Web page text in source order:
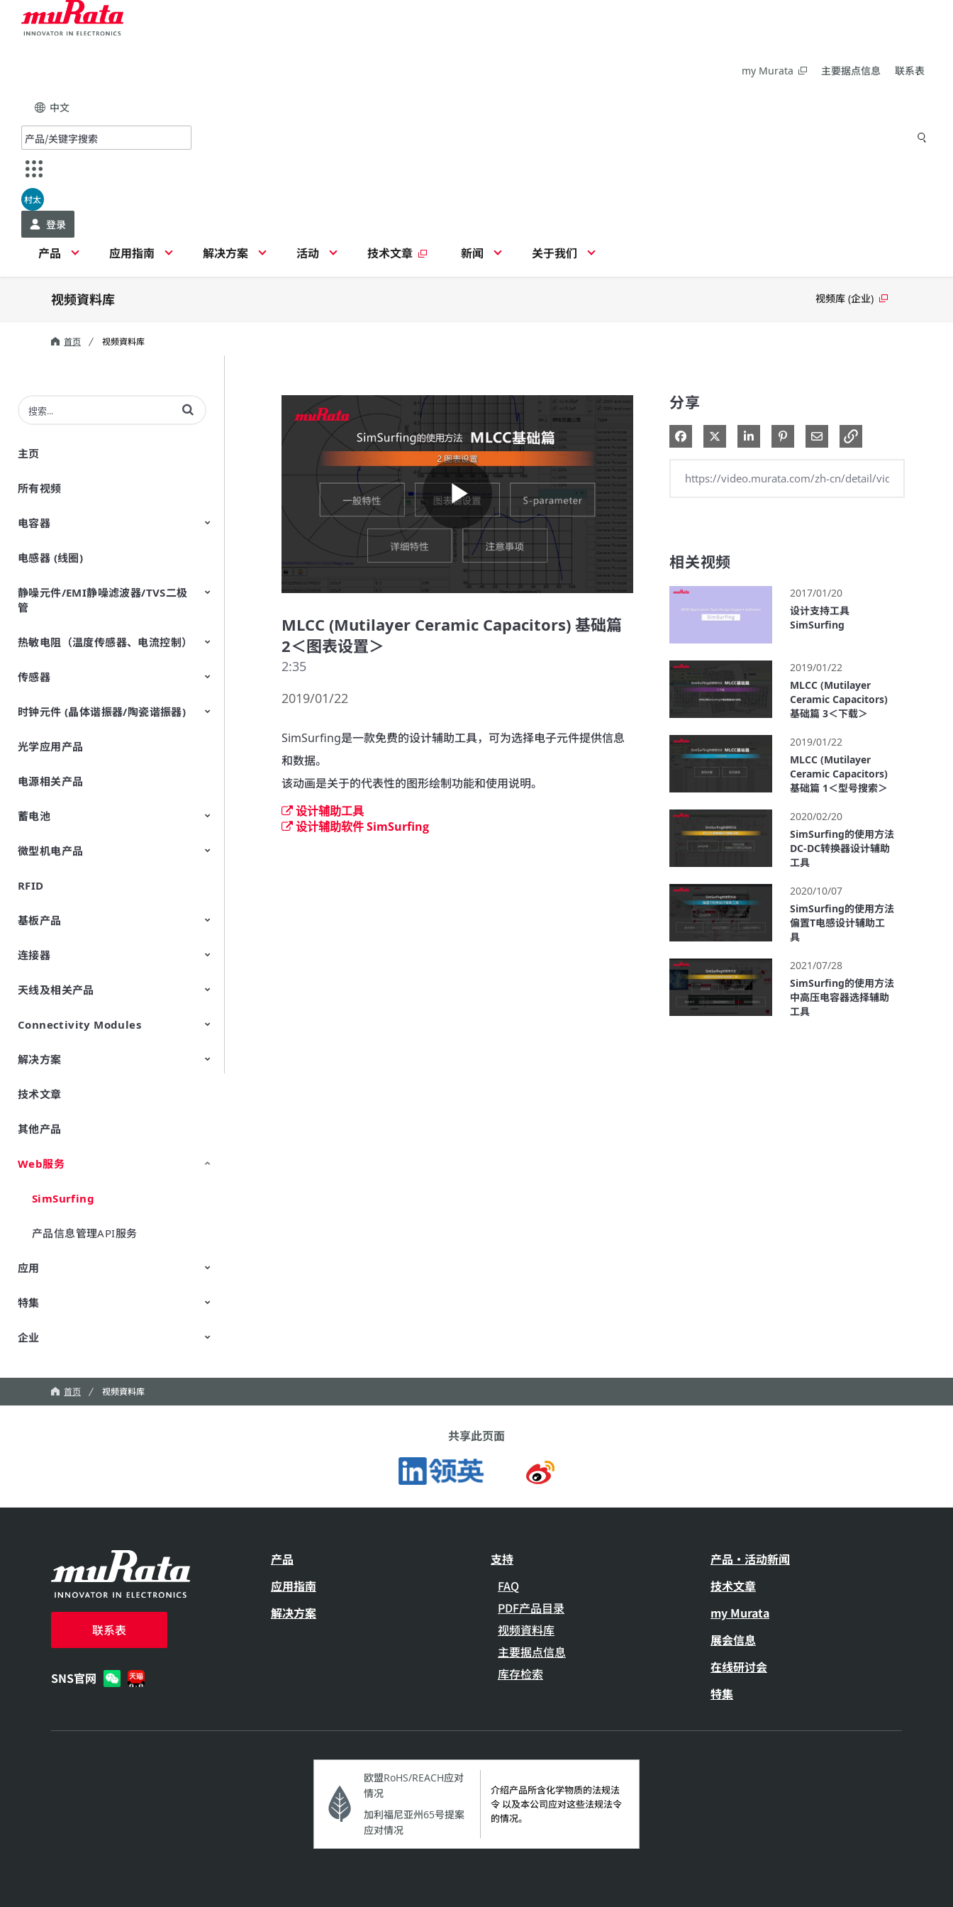
my Murata 主要据点信息 联系表
中文
村太
登录
产品 应用指南 解决方案 活动 技术文章 新闻 关于我们
视频資料库 视频库 (企业)
首页 视频資料库
输入术语以搜索视频
主页
所有视频
电容器
陶瓷电容器
导电性聚合物片式铝电解电容器
可变电容器
硅电容器
电感器 (线圈)
静噪元件/EMI静噪滤波器/TVS二极
管
EMI静噪滤波器(EMC・噪声对策)
TVS二极管（ESD保护装置）
热敏电阻（温度传感器、电流控制）
NTC热敏电阻
PTC热敏电阻（POSISTOR)
传感器
热电型红外传感器
振动传感器
加速度传感器
倾角传感器
陀螺仪
AMR传感器（磁性传感器）
压力传感器
土壤传感器
压电薄膜传感器（Picoleaf™）
时钟元件 (晶体谐振器/陶瓷谐振器)
晶体谐振器
光学应用产品
电源相关产品
蓄电池
圆柱型锂离子二次电池
FORTELION 24V电池模块
微型机电产品
微型风扇（空气泵）
RFID
基板产品
多层LCP产品
可伸缩电路板
连接器
RF/带开关的高频同轴连接器
RF/高频多极连接器 (电路板对电
天线及相关产品
LF天线（天线线圈）
Connectivity Modules
LPWA Products
UWB Modules
解决方案
用于工厂废气处理耐热活性陶瓷
技术文章
其他产品
Web服务
SimSurfing
产品信息管理API服务
应用
出行
数据中心&开放计算项目(OCP)
产业
个人电子产品
特集
TechTalk
New Business/Open Innovation
企业
Play
Video
MLCC (Mutilayer Ceramic Capacitors) 基础篇
2＜图表设置＞
2:35
2019/01/22
SimSurfing是一款免费的设计辅助工具，可为选择电子元件提供信息
和数据。
该动画是关于的代表性的图形绘制功能和使用说明。
设计辅助工具
设计辅助软件 SimSurfing
分享
在 Facebook 分享
在 X 分享在 LinkedIn 分享
钉选到 Pinterest
通过电子邮件分享
相关视频
2017/01/20
设计支持工具
SimSurfing
2019/01/22
MLCC (Mutilayer
Ceramic Capacitors)
基础篇 3＜下载＞
2019/01/22
MLCC (Mutilayer
Ceramic Capacitors)
基础篇 1＜型号搜索＞
2020/02/20
SimSurfing的使用方法
DC-DC转换器设计辅助
工具
2020/10/07
SimSurfing的使用方法
偏置T电感设计辅助工
具
2021/07/28
SimSurfing的使用方法
中高压电容器选择辅助
工具
首页 视频資料库
共享此页面
联系表
SNS官网
产品
应用指南
解决方案
支持
FAQ
PDF产品目录
视频資料库
主要据点信息
库存检索
产品・活动新闻
技术文章
my Murata
展会信息
在线研讨会
特集
欧盟RoHS/REACH应对
情况
加利福尼亚州65号提案
应对情况
介绍产品所含化学物质的法规法
令 以及本公司应对这些法规法令
的情况。